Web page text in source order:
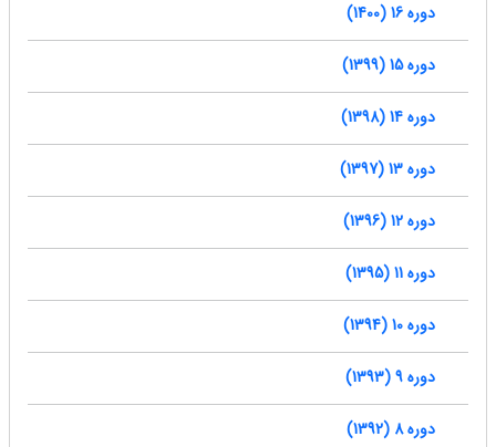
دوره 16 (1400)
دوره 15 (1399)
دوره 14 (1398)
دوره 13 (1397)
دوره 12 (1396)
دوره 11 (1395)
دوره 10 (1394)
دوره 9 (1393)
دوره 8 (1392)